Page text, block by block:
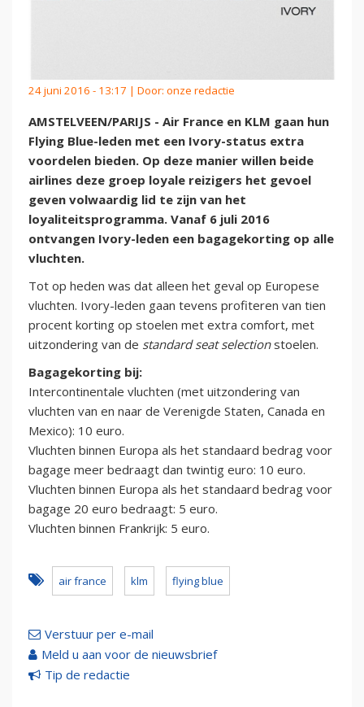
24 juni 2016 - 13:17 | Door: onze redactie
AMSTELVEEN/PARIJS - Air France en KLM gaan hun
Flying Blue-leden met een Ivory-status extra
voordelen bieden. Op deze manier willen beide
airlines deze groep loyale reizigers het gevoel
geven volwaardig lid te zijn van het
loyaliteitsprogramma. Vanaf 6 juli 2016
ontvangen Ivory-leden een bagagekorting op alle
vluchten.
Tot op heden was dat alleen het geval op Europese
vluchten. Ivory-leden gaan tevens profiteren van tien
procent korting op stoelen met extra comfort, met
uitzondering van de standard seat selectionstoelen.
Bagagekorting bij:
Intercontinentale vluchten (met uitzondering van
vluchten van en naar de Verenigde Staten, Canada en
Mexico): 10 euro.
Vluchten binnen Europa als het standaard bedrag voor
bagage meer bedraagt dan twintig euro: 10 euro.
Vluchten binnen Europa als het standaard bedrag voor
bagage 20 euro bedraagt: 5 euro.
Vluchten binnen Frankrijk: 5 euro.
air france klm flying blue
Verstuur per e-mail
Meld u aan voor de nieuwsbrief
Tip de redactie